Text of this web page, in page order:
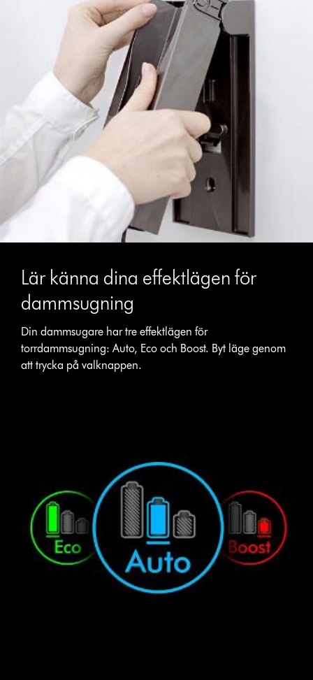
Lär känna dina effektlägen för
dammsugning
Din dammsugare har tre effektlägen för
torrdammsugning: Auto, Eco och Boost. Byt läge genom
att trycka på valknappen.